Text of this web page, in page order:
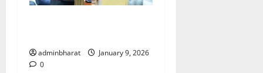
adminbharat
January 9, 2026
0